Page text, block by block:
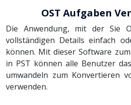
OST Aufgaben
Die Anwendung, mit der Sie
vollständigen Details einfach
können. Mit dieser Software
in PST können alle Benutzer
umwandeln zum Konvertieren
verwenden.